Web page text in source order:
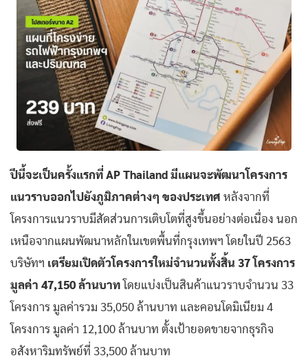
ปีนี้จะเป็นครั้งแรกที่ AP Thailand มีแผนจะพัฒนาโครงการ
แนวราบออกไปยังภูมิภาคต่างๆ ของประเทศ หลังจากที่
โครงการแนวราบมีสัดส่วนการเติบโตที่สูงขึ้นอย่างต่อเนื่อง นอก
เหนือจากแผนพัฒนาหลักในเขตพื้นที่กรุงเทพฯ โดยในปี 2563
บริษัทฯ เตรียมเปิดตัวโครงการใหม่จำนวนทั้งสิ้น 37 โครงการ
มูลค่า 47,150 ล้านบาท โดยแบ่งเป็นสินค้าแนวราบจำนวน 33
โครงการ มูลค่ารวม 35,050 ล้านบาท และคอนโดมิเนียม 4
โครงการ มูลค่า 12,100 ล้านบาท ตั้งเป้ายอดขายจากธุรกิจ
อสังหาริมทรัพย์ที่ 33,500 ล้านบาท